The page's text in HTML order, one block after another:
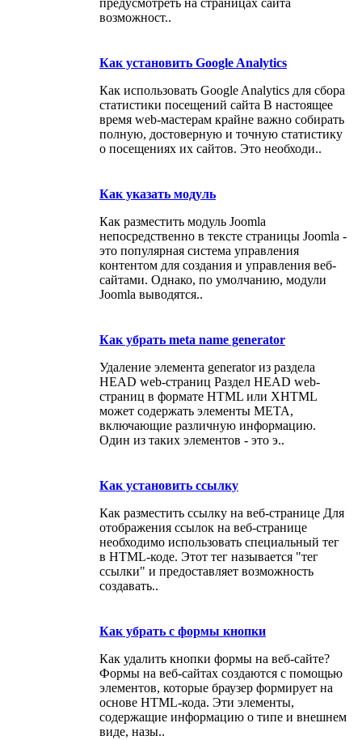
возможност..
Как установить Google Analytics
Как использовать Google Analytics для сбора
статистики посещений сайта В настоящее
время web-мастерам крайне важно собирать
полную, достоверную и точную статистику
о посещениях их сайтов. Это необходи..
Как указать модуль
Как разместить модуль Joomla
непосредственно в тексте страницы Joomla -
это популярная система управления
контентом для создания и управления веб-
сайтами. Однако, по умолчанию, модули
Joomla выводятся..
Как убрать meta name generator
Удаление элемента generator из раздела
HEAD web-страниц Раздел HEAD web-
страниц в формате HTML или XHTML
может содержать элементы META,
включающие различную информацию.
Один из таких элементов - это э..
Как установить ссылку
Как разместить ссылку на веб-странице Для
отображения ссылок на веб-странице
необходимо использовать специальный тег
в HTML-коде. Этот тег называется "тег
ссылки" и предоставляет возможность
создавать..
Как убрать с формы кнопки
Как удалить кнопки формы на веб-сайте?
Формы на веб-сайтах создаются с помощью
элементов, которые браузер формирует на
основе HTML-кода. Эти элементы,
содержащие информацию о типе и внешнем
виде, назы..